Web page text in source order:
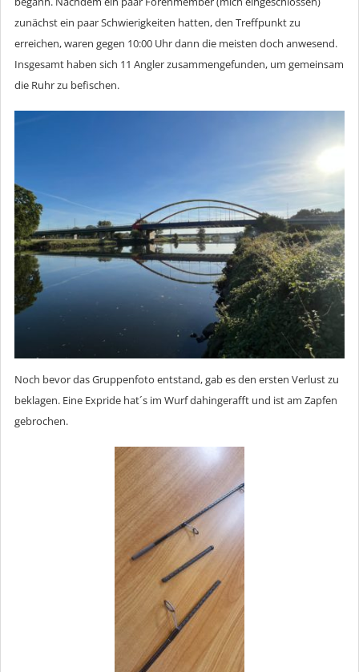
zunächst ein paar Schwierigkeiten hatten, den Treffpunkt zu
erreichen, waren gegen 10:00 Uhr dann die meisten doch anwesend.
Insgesamt haben sich 11 Angler zusammengefunden, um gemeinsam
die Ruhr zu befischen.
Noch bevor das Gruppenfoto entstand, gab es den ersten Verlust zu
beklagen. Eine Expride hat´s im Wurf dahingerafft und ist am Zapfen
gebrochen.